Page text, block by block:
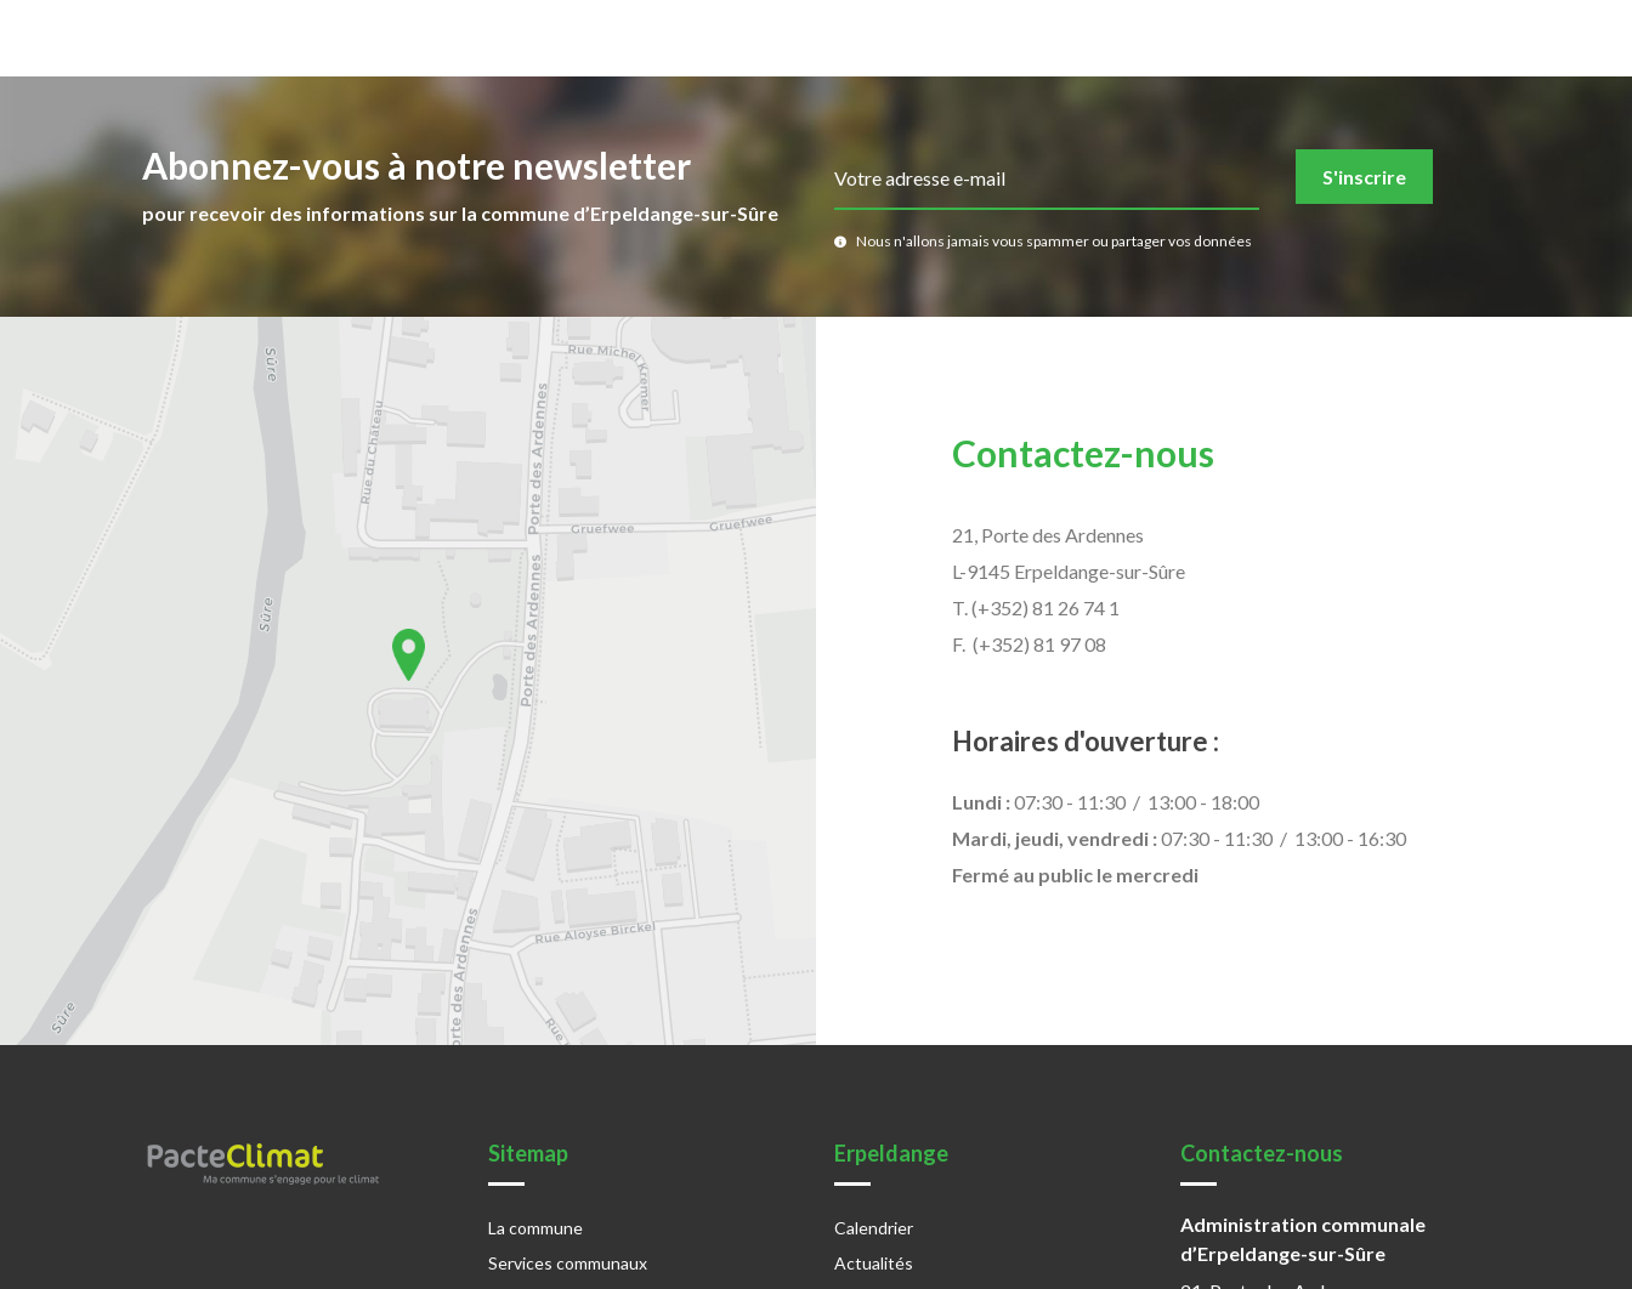
Abonnez-vous à notre newsletter
pour recevoir des informations sur la commune d’Erpeldange-sur-Sûre
Nous n'allons jamais vous spammer ou partager vos données
S'inscrire
Contactez-nous
21, Porte des Ardennes
L-9145 Erpeldange-sur-Sûre
T. (+352) 81 26 74 1
F. (+352) 81 97 08
Horaires d'ouverture :
Lundi :07:30 - 11:30 / 13:00 - 18:00
Mardi, jeudi, vendredi :07:30 - 11:30 / 13:00 - 16:30
Fermé au public le mercredi
Sitemap
La commune
Services communaux
Erpeldange
Calendrier
Actualités
Contactez-nous
Administration communale
d’Erpeldange-sur-Sûre